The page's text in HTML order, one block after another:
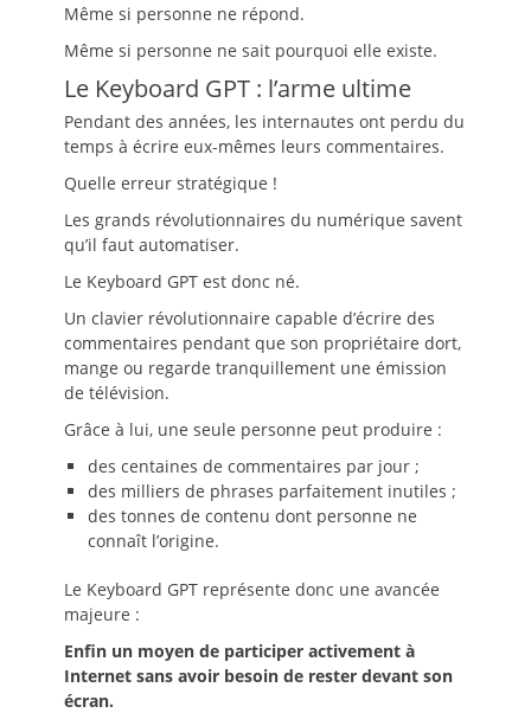
Même si personne ne répond.
Même si personne ne sait pourquoi elle existe.
Le Keyboard GPT : l’arme ultime
Pendant des années, les internautes ont perdu du
temps à écrire eux-mêmes leurs commentaires.
Quelle erreur stratégique !
Les grands révolutionnaires du numérique savent
qu’il faut automatiser.
Le Keyboard GPT est donc né.
Un clavier révolutionnaire capable d’écrire des
commentaires pendant que son propriétaire dort,
mange ou regarde tranquillement une émission
de télévision.
Grâce à lui, une seule personne peut produire :
des centaines de commentaires par jour ;
des milliers de phrases parfaitement inutiles ;
des tonnes de contenu dont personne ne
connaît l’origine.
Le Keyboard GPT représente donc une avancée
majeure :
Enfin un moyen de participer activement à
Internet sans avoir besoin de rester devant son
écran.